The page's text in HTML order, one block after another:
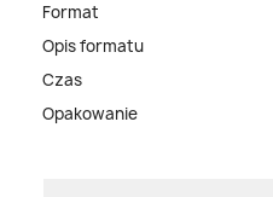
Format
Opis formatu
Czas
Opakowanie